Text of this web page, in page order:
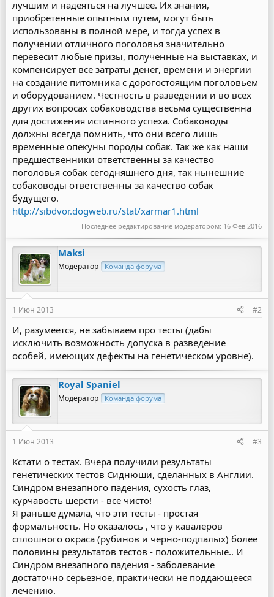
лучшим и надеяться на лучшее. Их знания,
приобретенные опытным путем, могут быть
использованы в полной мере, и тогда успех в
получении отличного поголовья значительно
перевесит любые призы, полученные на выставках, и
компенсирует все затраты денег, времени и энергии
на создание питомника с дорогостоящим поголовьем
и оборудованием. Честность в разведении и во всех
других вопросах собаководства весьма существенна
для достижения истинного успеха. Собаководы
должны всегда помнить, что они всего лишь
временные опекуны породы собак. Так же как наши
предшественники ответственны за качество
поголовья собак сегодняшнего дня, так нынешние
собаководы ответственны за качество собак
будущего.
http://sibdvor.dogweb.ru/stat/xarmar1.html
Последнее редактирование модератором: 16 Фев 2016
Maksi
Модератор Команда форума
1 Июн 2013 #2
И, разумеется, не забываем про тесты (дабы
исключить возможность допуска в разведение
особей, имеющих дефекты на генетическом уровне).
Royal Spaniel
Модератор Команда форума
1 Июн 2013 #3
Кстати о тестах. Вчера получили результаты
генетических тестов Сиднюши, сделанных в Англии.
Синдром внезапного падения, сухость глаз,
курчавость шерсти - все чисто!
Я раньше думала, что эти тесты - простая
формальность. Но оказалось , что у кавалеров
сплошного окраса (рубинов и черно-подпалых) более
половины результатов тестов - положительные.. И
Синдром внезапного падения - заболевание
достаточно серьезное, практически не поддающееся
лечению.